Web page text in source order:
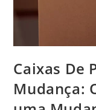
Caixas De
Mudança: